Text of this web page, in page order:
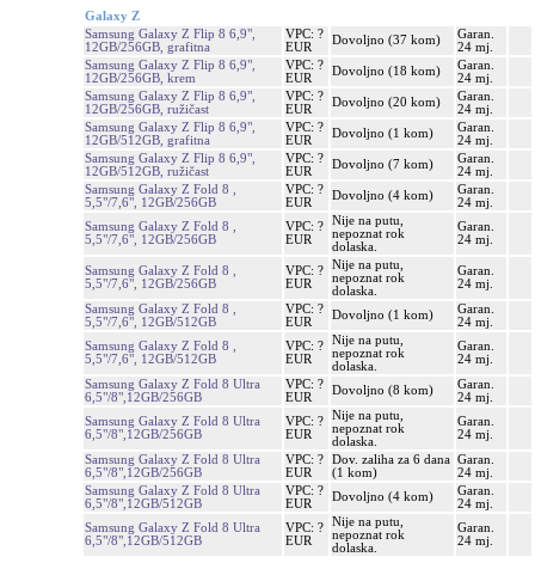
Galaxy Z
Samsung Galaxy Z Flip 8 6,9",
12GB/256GB, grafitna
VPC: ?
EUR
Dovoljno (37 kom)
Garan.
24 mj.
Samsung Galaxy Z Flip 8 6,9",
12GB/256GB, krem
VPC: ?
EUR
Dovoljno (18 kom)
Garan.
24 mj.
Samsung Galaxy Z Flip 8 6,9",
12GB/256GB, ružičast
VPC: ?
EUR
Dovoljno (20 kom)
Garan.
24 mj.
Samsung Galaxy Z Flip 8 6,9",
12GB/512GB, grafitna
VPC: ?
EUR
Dovoljno (1 kom)
Garan.
24 mj.
Samsung Galaxy Z Flip 8 6,9",
12GB/512GB, ružičast
VPC: ?
EUR
Dovoljno (7 kom)
Garan.
24 mj.
Samsung Galaxy Z Fold 8 ,
5,5"/7,6", 12GB/256GB
VPC: ?
EUR
Dovoljno (4 kom)
Garan.
24 mj.
Samsung Galaxy Z Fold 8 ,
5,5"/7,6", 12GB/256GB
VPC: ?
EUR
Nije na putu,
nepoznat rok
dolaska.
Garan.
24 mj.
Samsung Galaxy Z Fold 8 ,
5,5"/7,6", 12GB/256GB
VPC: ?
EUR
Nije na putu,
nepoznat rok
dolaska.
Garan.
24 mj.
Samsung Galaxy Z Fold 8 ,
5,5"/7,6", 12GB/512GB
VPC: ?
EUR
Dovoljno (1 kom)
Garan.
24 mj.
Samsung Galaxy Z Fold 8 ,
5,5"/7,6", 12GB/512GB
VPC: ?
EUR
Nije na putu,
nepoznat rok
dolaska.
Garan.
24 mj.
Samsung Galaxy Z Fold 8 Ultra
6,5"/8",12GB/256GB
VPC: ?
EUR
Dovoljno (8 kom)
Garan.
24 mj.
Samsung Galaxy Z Fold 8 Ultra
6,5"/8",12GB/256GB
VPC: ?
EUR
Nije na putu,
nepoznat rok
dolaska.
Garan.
24 mj.
Samsung Galaxy Z Fold 8 Ultra
6,5"/8",12GB/256GB
VPC: ?
EUR
Dov. zaliha za 6 dana
(1 kom)
Garan.
24 mj.
Samsung Galaxy Z Fold 8 Ultra
6,5"/8",12GB/512GB
VPC: ?
EUR
Dovoljno (4 kom)
Garan.
24 mj.
Samsung Galaxy Z Fold 8 Ultra
6,5"/8",12GB/512GB
VPC: ?
EUR
Nije na putu,
nepoznat rok
dolaska.
Garan.
24 mj.